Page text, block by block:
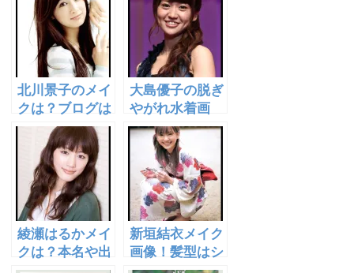
北川景子のメイ
クは？ブログは
どこ？DAIGO
とのデート画像
あり！
大島優子の脱ぎ
やがれ水着画
像！出演ドラマ
は？インスタ開
始？
綾瀬はるかメイ
クは？本名や出
演ドラマも公
新垣結衣メイク
画像！髪型はシ
ョート？エクス